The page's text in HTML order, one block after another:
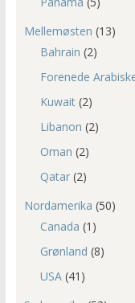
Mellemøsten (13)
Bahrain (2)
Forenede
Kuwait(2)
Libanon (2)
Oman (2)
Qatar(2)
Nordamerika (50)
Canada (1)
Grønland (8)
USA(41)